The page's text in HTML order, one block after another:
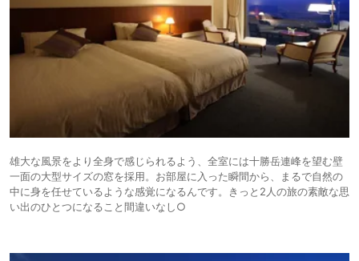
雄大な風景をより全身で感じられるよう、全室には十勝岳連峰を望む壁
一面の大型サイズの窓を採用。お部屋に入った瞬間から、まるで自然の
中に身を任せているような感覚になるんです。きっと2人の旅の素敵な思
い出のひとつになること間違いなし○